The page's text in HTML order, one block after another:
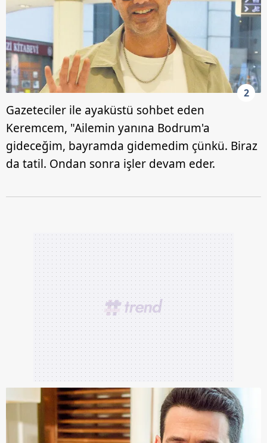
2
Gazeteciler ile ayaküstü sohbet eden
Keremcem, "Ailemin yanına Bodrum'a
gideceğim, bayramda gidemedim çünkü. Biraz
da tatil. Ondan sonra işler devam eder.